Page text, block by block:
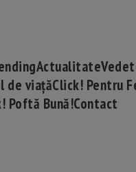
Actualitate
de viațăClick! Pentru
Poftă Bună!Contact